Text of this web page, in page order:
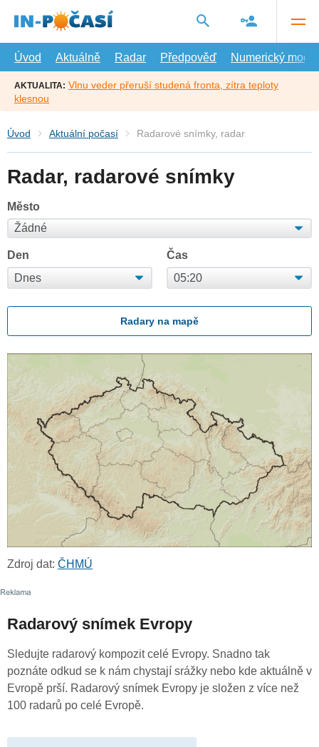
hlavní
Úvod
Aktuálně Radar Předpověď Numerický model
AKTUALITA: Vlnu veder přeruší studená fronta, zítra teploty
klesnou
Úvod Aktuální počasí Radarové snímky, radar
Radar, radarové snímky
Město
Den Čas
Radary na mapě
Zdroj dat: ČHMÚ
Radarový snímek Evropy
Sledujte radarový kompozit celé Evropy. Snadno tak
poznáte odkud se k nám chystají srážky nebo kde aktuálně v
Evropě prší. Radarový snímek Evropy je složen z více než
100 radarů po celé Evropě.